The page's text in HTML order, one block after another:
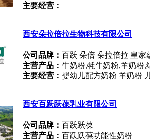
主要经营：
西安朵拉倍拉生物科技有限公司
公司品牌： 百跃 朵倍 朵拉倍拉 皇家
主营产品： 牛奶粉,牦牛奶粉,羊奶粉,
主要经营： 婴幼儿配方奶粉 羊奶粉
西安百跃跃葆乳业有限公司
公司品牌： 百跃跃葆
主营产品： 百跃跃葆功能性奶粉